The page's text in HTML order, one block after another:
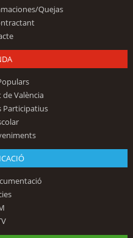
Quejas
València
Participatius